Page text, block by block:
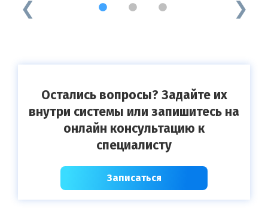
1 2 3
Остались вопросы? Задайте их
внутри системы или запишитесь на
онлайн консультацию к
специалисту
Записаться